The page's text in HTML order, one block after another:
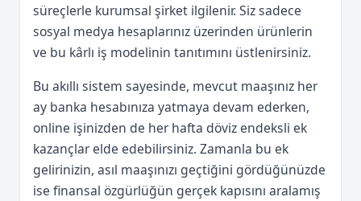
süreçlerle kurumsal şirket ilgilenir. Siz sadece
sosyal medya hesaplarınız üzerinden ürünlerin
ve bu kârlı iş modelinin tanıtımını üstlenirsiniz.
Bu akıllı sistem sayesinde, mevcut maaşınız her
ay banka hesabınıza yatmaya devam ederken,
online işinizden de her hafta döviz endeksli ek
kazançlar elde edebilirsiniz. Zamanla bu ek
gelirinizin, asıl maaşınızı geçtiğini gördüğünüzde
ise finansal özgürlüğün gerçek kapısını aralamış